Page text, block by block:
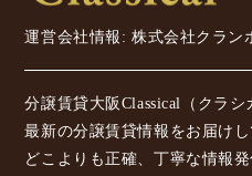
運営会社情報: 株式会社クラン
分譲賃貸大阪Classical（クラ
最新の分譲賃貸情報をお届けし
どこよりも正確、丁寧な情報